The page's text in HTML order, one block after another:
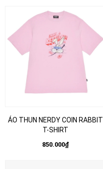
ÁO THUN NERDY COIN RABBIT
T-SHIRT
850.000₫